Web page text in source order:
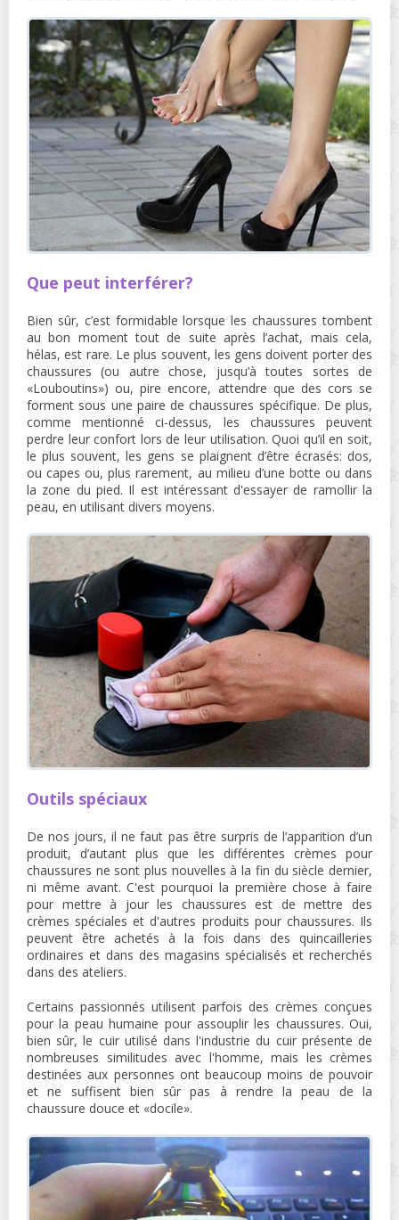
Que peut interférer?
Bien sûr, c’est formidable lorsque les chaussures tombent
au bon moment tout de suite après l’achat, mais cela,
hélas, est rare. Le plus souvent, les gens doivent porter des
chaussures (ou autre chose, jusqu’à toutes sortes de
«Louboutins») ou, pire encore, attendre que des cors se
forment sous une paire de chaussures spécifique. De plus,
comme mentionné ci-dessus, les chaussures peuvent
perdre leur confort lors de leur utilisation. Quoi qu’il en soit,
le plus souvent, les gens se plaignent d’être écrasés: dos,
ou capes ou, plus rarement, au milieu d’une botte ou dans
la zone du pied. Il est intéressant d'essayer de ramollir la
peau, en utilisant divers moyens.
Outils spéciaux
De nos jours, il ne faut pas être surpris de l’apparition d’un
produit, d’autant plus que les différentes crèmes pour
chaussures ne sont plus nouvelles à la fin du siècle dernier,
ni même avant. C'est pourquoi la première chose à faire
pour mettre à jour les chaussures est de mettre des
crèmes spéciales et d'autres produits pour chaussures. Ils
peuvent être achetés à la fois dans des quincailleries
ordinaires et dans des magasins spécialisés et recherchés
dans des ateliers.
Certains passionnés utilisent parfois des crèmes conçues
pour la peau humaine pour assouplir les chaussures. Oui,
bien sûr, le cuir utilisé dans l'industrie du cuir présente de
nombreuses similitudes avec l'homme, mais les crèmes
destinées aux personnes ont beaucoup moins de pouvoir
et ne suffisent bien sûr pas à rendre la peau de la
chaussure douce et «docile».